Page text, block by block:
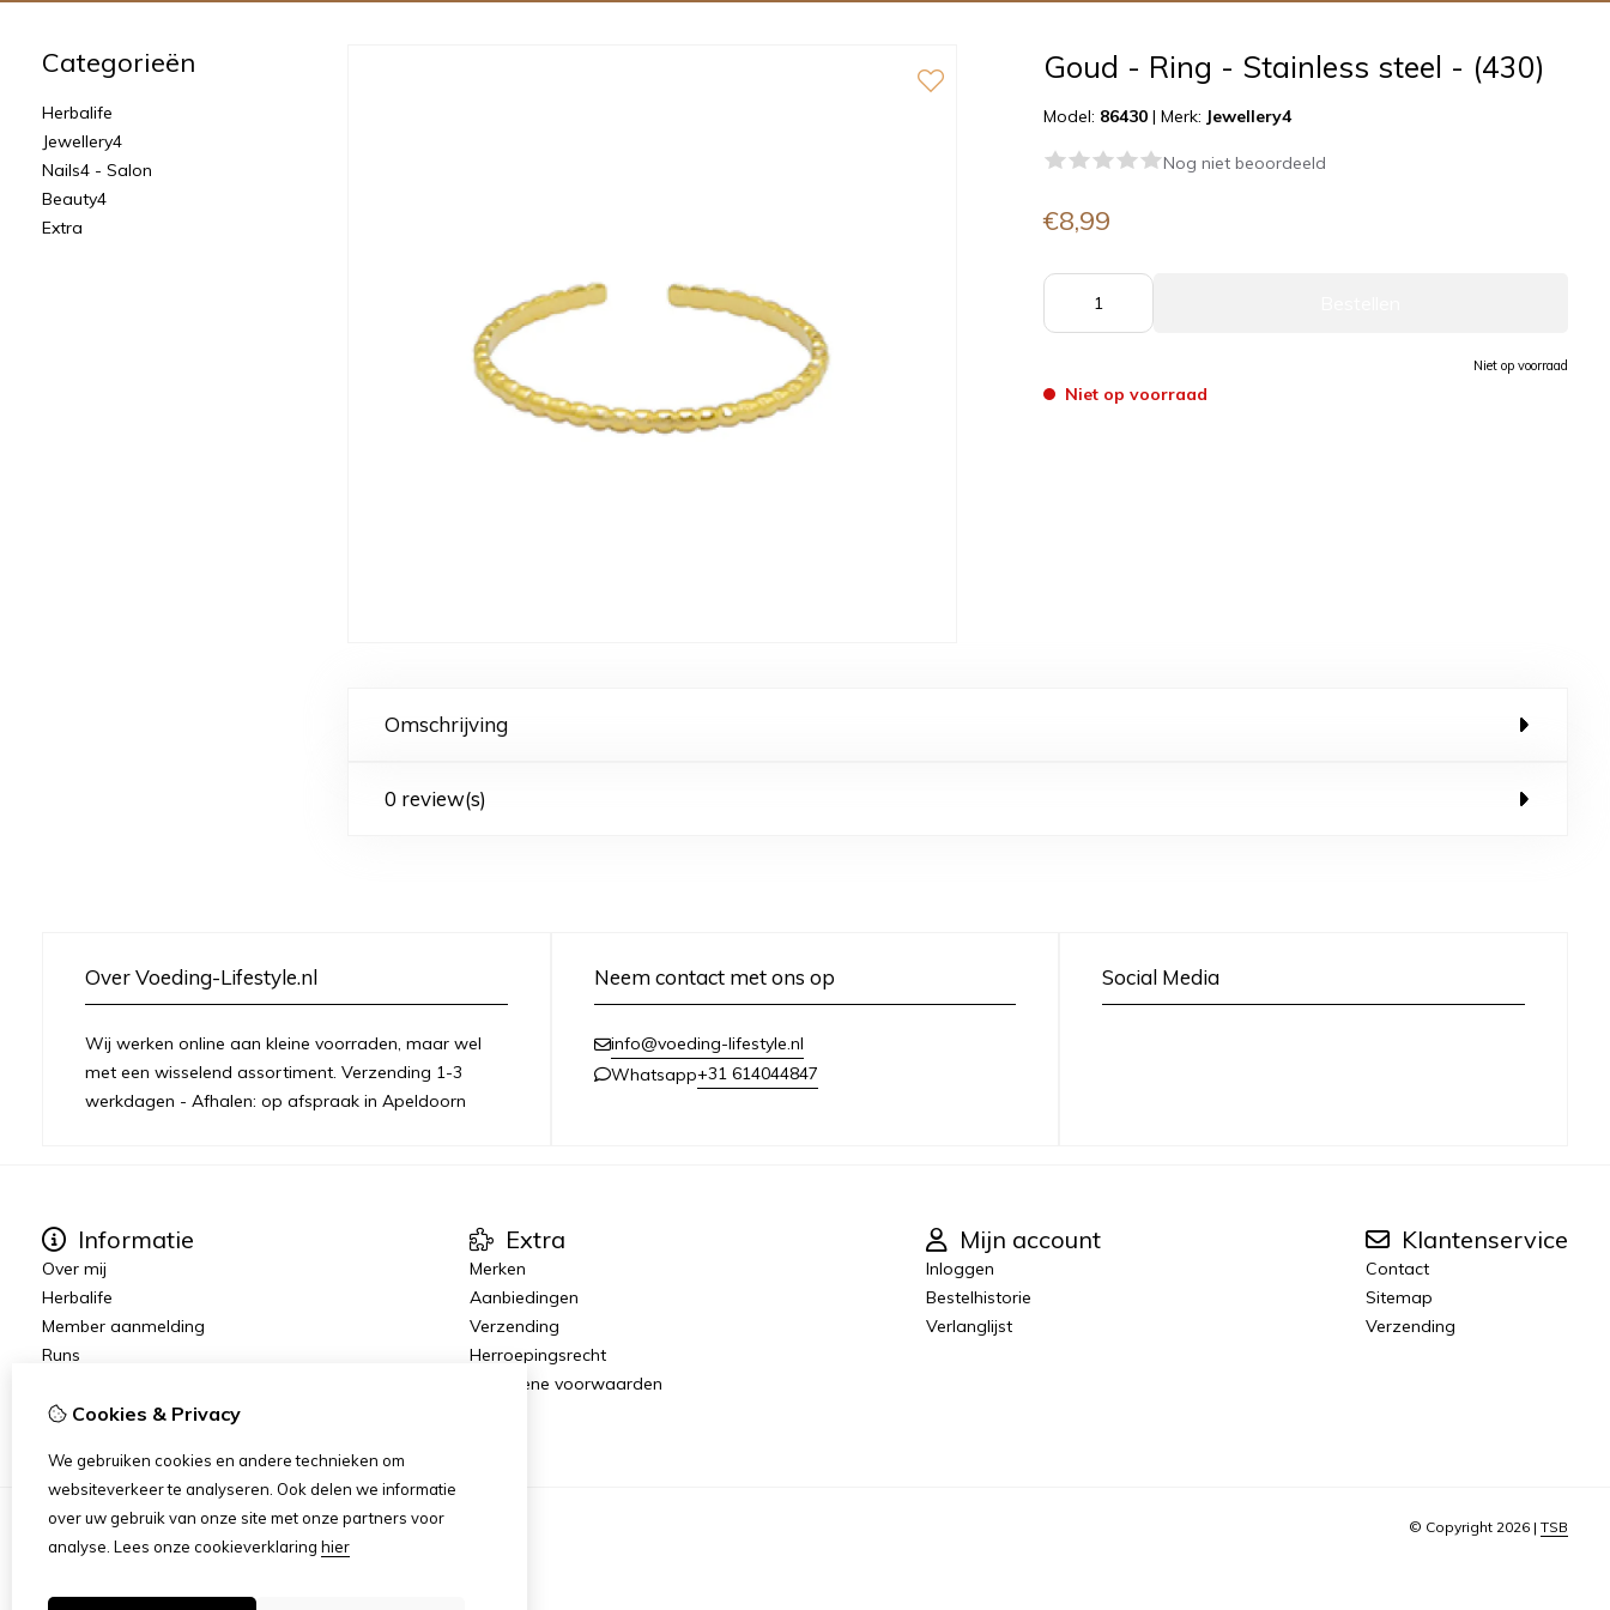
Categorieën
Herbalife
Jewellery4
Nails4 - Salon
Beauty4
Extra
Goud - Ring - Stainless steel - (430)
Model: 86430 | Merk: Jewellery4
Nog niet beoordeeld
€8,99
Niet op voorraad
Niet op voorraad
Omschrijving
0 review(s)
Over Voeding-Lifestyle.nl
Wij werken online aan kleine voorraden, maar wel
met een wisselend assortiment. Verzending 1-3
werkdagen - Afhalen: op afspraak in Apeldoorn
Neem contact met ons op
info@voeding-lifestyle.nl
Whatsapp+31 614044847
Social Media
Informatie
Over mij
Herbalife
Member aanmelding
Runs
Vacatures
Extra
Merken
Aanbiedingen
Verzending
Herroepingsrecht
Algemene voorwaarden
Mijn account
Inloggen
Bestelhistorie
Verlanglijst
Klantenservice
Contact
Sitemap
Verzending
© Copyright 2026 | TSB
Cookies & Privacy
We gebruiken cookies en andere technieken om
websiteverkeer te analyseren. Ook delen we informatie
over uw gebruik van onze site met onze partners voor
analyse. Lees onze cookieverklaring hier